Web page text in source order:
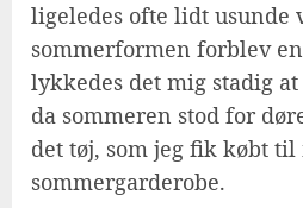
ligeledes ofte lidt usunde
sommerformen forblev
lykkedes det mig stadig
da sommeren stod for
det tøj, som jeg fik købt
sommergarderobe.